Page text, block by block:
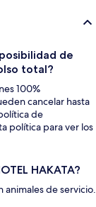
de
total?
100%
cancelar hasta
de
política para ver los
HAKATA?
animales de servicio.